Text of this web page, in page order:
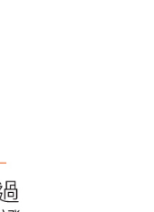
視審查
之情
律行